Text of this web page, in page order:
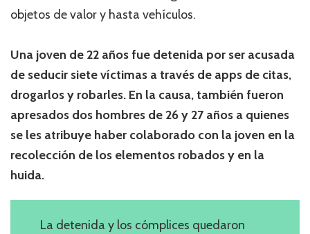
objetos de valor y hasta vehículos.
Una joven de 22 años fue detenida por ser acusada
de seducir siete víctimas a través de apps de citas,
drogarlos y robarles. En la causa, también fueron
apresados dos hombres de 26 y 27 años a quienes
se les atribuye haber colaborado con la joven en la
recolección de los elementos robados y en la
huida.
La detenida y los cómplices quedaron